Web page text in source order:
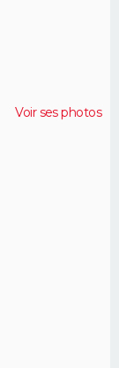
Voir ses photos